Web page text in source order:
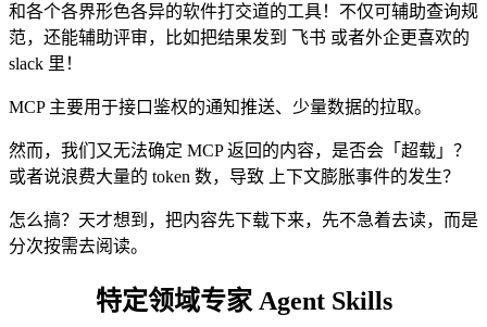
和各个各界形色各异的软件打交道的工具！不仅可辅助查询规
范，还能辅助评审，比如把结果发到 飞书 或者外企更喜欢的
slack 里！
MCP 主要用于接口鉴权的通知推送、少量数据的拉取。
然而，我们又无法确定 MCP 返回的内容，是否会「超载」？
或者说浪费大量的 token 数，导致 上下文膨胀事件的发生？
怎么搞？天才想到，把内容先下载下来，先不急着去读，而是
分次按需去阅读。
特定领域专家 Agent Skills